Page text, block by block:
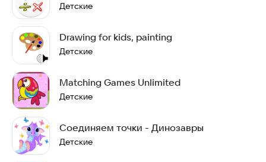
Детские
Drawing for kids, painting
Детские
Matching Games Unlimited
Детские
Соединяем точки - Динозавры
Детские